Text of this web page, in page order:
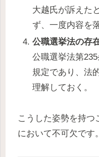
大越氏が訴えた
ず、一度内容を
公職選挙法の存
公職選挙法第
規定であり、法
理解しておく。
こうした姿勢を持つ
において不可欠です。